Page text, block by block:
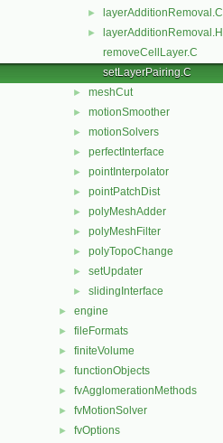
► layerAdditionRemoval.C
►
layerAdditionRemoval.H
removeCellLayer.C
setLayerPairing.C
► meshCut
► motionSmoother
► motionSolvers
► perfectInterface
► pointInterpolator
► pointPatchDist
► polyMeshAdder
► polyMeshFilter
► polyTopoChange
► setUpdater
► slidingInterface
► engine
► fileFormats
► finiteVolume
► functionObjects
► fvAgglomerationMethods
► fvMotionSolver
► fvOptions